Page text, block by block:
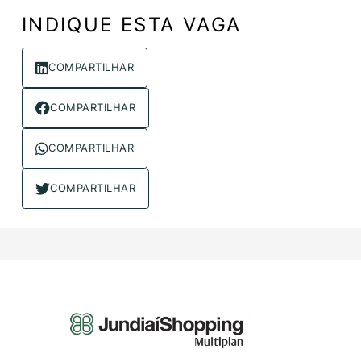
INDIQUE ESTA VAGA
COMPARTILHAR
COMPARTILHAR
COMPARTILHAR
COMPARTILHAR